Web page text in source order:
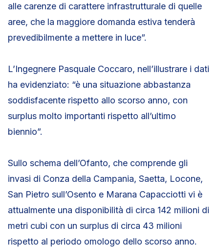
alle carenze di carattere infrastrutturale di quelle
aree, che la maggiore domanda estiva tenderà
prevedibilmente a mettere in luce”.
L’Ingegnere Pasquale Coccaro, nell’illustrare i dati
ha evidenziato: “è una situazione abbastanza
soddisfacente rispetto allo scorso anno, con
surplus molto importanti rispetto all’ultimo
biennio”.
Sullo schema dell’Ofanto, che comprende gli
invasi di Conza della Campania, Saetta, Locone,
San Pietro sull’Osento e Marana Capacciotti vi è
attualmente una disponibilità di circa 142 milioni di
metri cubi con un surplus di circa 43 milioni
rispetto al periodo omologo dello scorso anno.